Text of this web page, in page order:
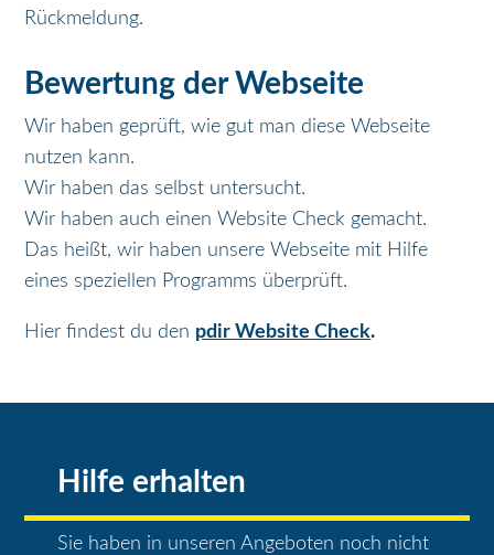
Rückmeldung.
Bewertung der Webseite
Wir haben geprüft, wie gut man diese Webseite
nutzen kann.
Wir haben das selbst untersucht.
Wir haben auch einen Website Check gemacht.
Das heißt, wir haben unsere Webseite mit Hilfe
eines speziellen Programms überprüft.
Hier findest du den pdir Website Check.
Hilfe erhalten
Sie haben in unseren Angeboten noch nicht